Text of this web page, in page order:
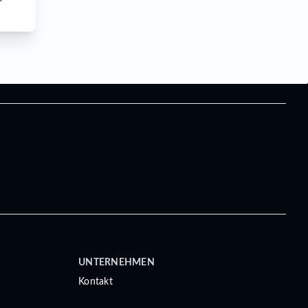
UNTERNEHMEN
Kontakt